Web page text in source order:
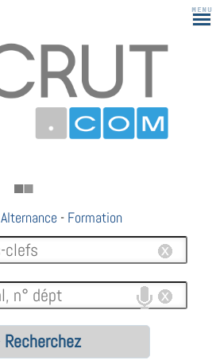
Alternance - Formation
Recherchez